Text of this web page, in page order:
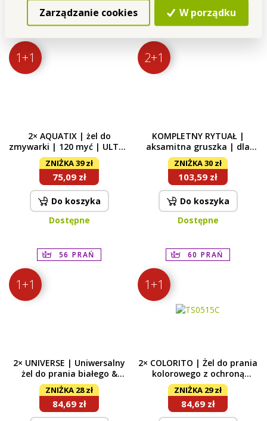
Zarządzanie cookies W porządku
120 MYĆ
1+1
2× AQUATIX | żel do
zmywarki | 120 myć | ULTRA
RAPID
ZNIŻKA 39 zł
75,09 zł
Do koszyka
Dostępne
NOWOŚĆ
2+1
KOMPLETNY RYTUAŁ |
aksamitna gruszka | dla
pełniejszego efektu
zapachowego | żel parfumé
& płyn zmiękczający &
parfumage | 1050 ml + 750
ml + 500 ml
ZNIŻKA 30 zł
103,59 zł
Do koszyka
Dostępne
56 PRAŃ
1+1
2× UNIVERSE | Uniwersalny
żel do prania białego &
kolorowego | SUPREME
ULTRA | 56 prań
ZNIŻKA 28 zł
84,69 zł
60 PRAŃ
1+1
2× COLORITO | Żel do prania
kolorowego z ochroną
kolorów | EXPERT ULTRA |
60 prań
ZNIŻKA 29 zł
84,69 zł